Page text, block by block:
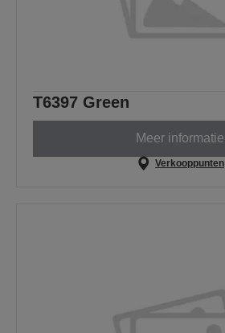
T6397 Green
Meer informatie
Verkooppunten